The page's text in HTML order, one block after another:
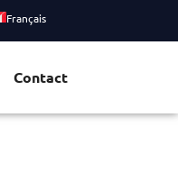
Français
Contact